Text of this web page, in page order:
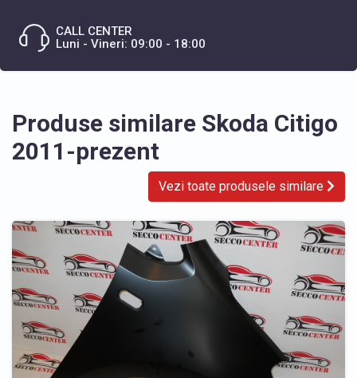
CALL CENTER
Luni - Vineri: 09:00 - 18:00
Produse similare Skoda Citigo
2011-prezent
Vezi toate produsele similare